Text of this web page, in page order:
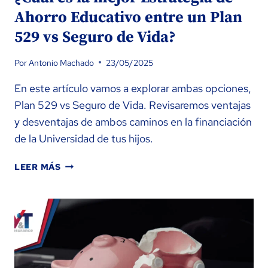
Ahorro Educativo entre un Plan
529 vs Seguro de Vida?
PorAntonio Machado 23/05/2025
En este artículo vamos a explorar ambas opciones,
Plan 529 vs Seguro de Vida. Revisaremos ventajas
y desventajas de ambos caminos en la financiación
de la Universidad de tus hijos.
LEER MÁS¿CUÁL
MEJOR
AHORRO
EDUCATIVO